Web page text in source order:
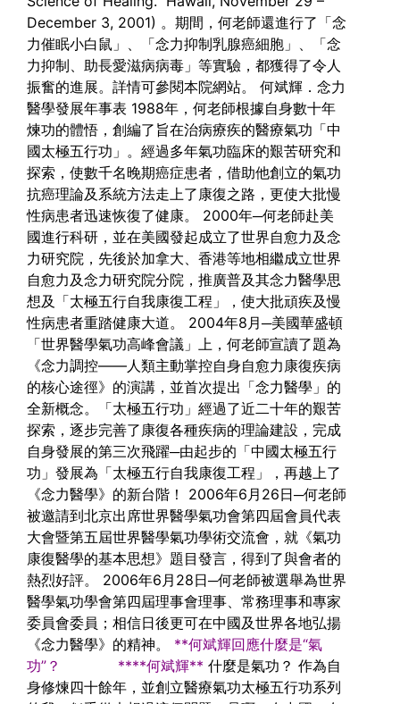
December 3, 2001) 。期間，何老師還進行了「念
力催眠小白鼠」、「念力抑制乳腺癌細胞」、「念
力抑制、助長愛滋病病毒」等實驗，都獲得了令人
振奮的進展。詳情可參閱本院網站。
何斌輝．念力
醫學發展年事表 1988年，何老師根據自身數十年
煉功的體悟，創編了旨在治病療疾的醫療氣功「中
國太極五行功」。經過多年氣功臨床的艱苦研究和
探索，使數千名晚期癌症患者，借助他創立的氣功
抗癌理論及系統方法走上了康復之路，更使大批慢
性病患者迅速恢復了健康。
2000年─何老師赴美
國進行科研，並在美國發起成立了世界自愈力及念
力研究院，先後於加拿大、香港等地相繼成立世界
自愈力及念力研究院分院，推廣普及其念力醫學思
想及「太極五行自我康復工程」，使大批頑疾及慢
性病患者重踏健康大道。
2004年8月─美國華盛頓
「世界醫學氣功高峰會議」上，何老師宣讀了題為
《念力調控——人類主動掌控自身自愈力康復疾病
的核心途徑》的演講，並首次提出「念力醫學」的
全新概念。「太極五行功」經過了近二十年的艱苦
探索，逐步完善了康復各種疾病的理論建設，完成
自身發展的第三次飛躍─由起步的「中國太極五行
功」發展為「太極五行自我康復工程」，再越上了
《念力醫學》的新台階！
2006年6月26日─何老師
被邀請到北京出席世界醫學氣功會第四屆會員代表
大會暨第五屆世界醫學氣功學術交流會，就《氣功
康復醫學的基本思想》題目發言，得到了與會者的
熱烈好評。
2006年6月28日─何老師被選舉為世界
醫學氣功學會第四屆理事會理事、常務理事和專家
委員會委員；相信日後更可在中國及世界各地弘揚
《念力醫學》的精神。
**何斌輝回應什麼是“氣
功”？ ****何斌輝** 什麼是氣功？ 作為自
身修煉四十餘年，並創立醫療氣功太極五行功系列